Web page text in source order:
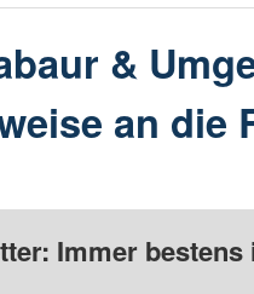
&
an die
Immer